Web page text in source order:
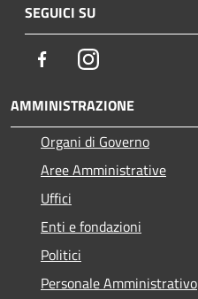
SEGUICI SU
FacebookInstagram
AMMINISTRAZIONE
Organi di Governo
Aree Amministrative
Uffici
Enti e fondazioni
Politici
Personale Amministrativo